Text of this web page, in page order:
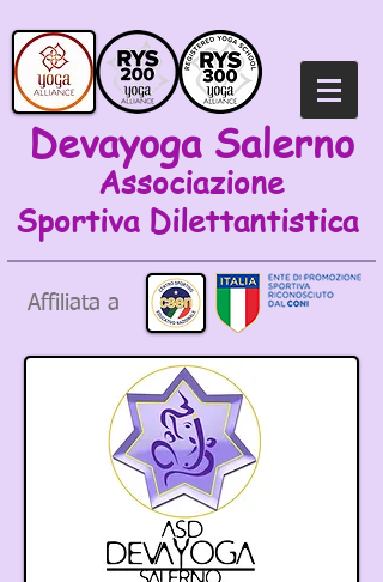
Devayoga Salerno
Associazione
Sportiva Dilettantistica
Affiliata a